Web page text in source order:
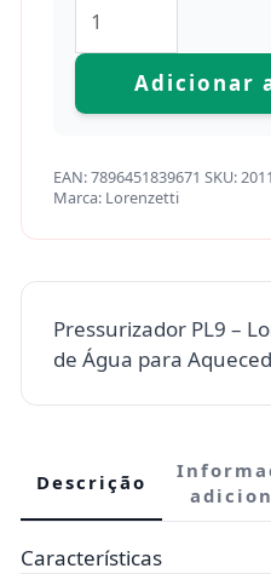
Adicionar
EAN:7896451839671 SKU: 2011
Marca: Lorenzetti
Pressurizador PL9 –
de Água para
Descrição
Características